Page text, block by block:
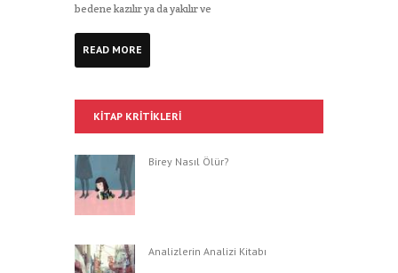
bedene kazılır ya da yakılır ve
READ MORE
KITAP KRITIKLERI
Birey Nasıl Ölür?
Analizlerin Analizi Kitabı